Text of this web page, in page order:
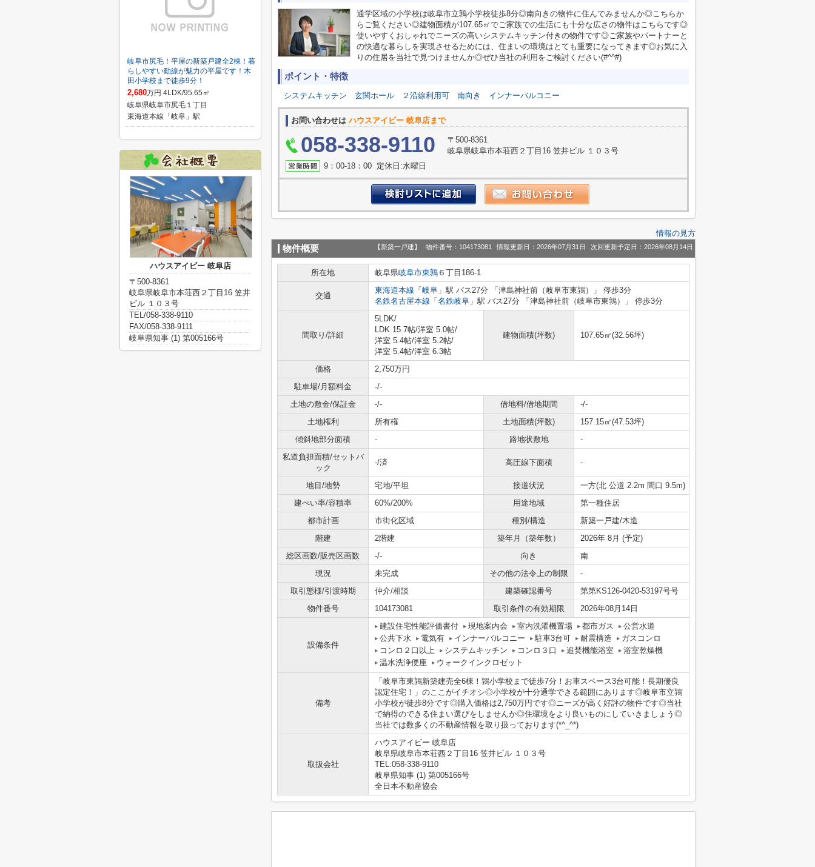
通学区域の小学校は岐阜市立鶉小学校徒歩8分◎南向きの物件に住んでみませんか◎こちらか
らご覧ください◎建物面積が107.65㎡でご家族での生活にも十分な広さの物件はこちらです◎
使いやすくおしゃれでニーズの高いシステムキッチン付きの物件です◎ご家族やパートナーと
の快適な暮らしを実現させるためには、住まいの環境はとても重要になってきます◎お気に入
りの住居を当社で見つけませんか◎ぜひ当社の利用をご検討ください(#^^#)
ポイント・特徴
システムキッチン 玄関ホール ２沿線利用可 南向き インナーバルコニー
お問い合わせは ハウスアイビー 岐阜店まで
058-338-9110
〒500-8361
岐阜県岐阜市本荘西２丁目16 笠井ビル １０３号
9：00‐18：00 定休日:水曜日
情報の見方
物件概要 【新築一戸建】 物件番号：104173081 情報更新日：2026年07月31日 次回更新予定日：2026年08月14日
所在地 岐阜県岐阜市東鶉 ６丁目186-1
交通
東海道本線 「 岐阜 」駅 バス27分 「津島神社前（岐阜市東鶉）」 停歩3分
名鉄名古屋本線 「 名鉄岐阜 」駅 バス27分 「津島神社前（岐阜市東鶉）」 停歩3分
間取り/詳細
5LDK/
LDK 15.7帖/洋室 5.0帖/
洋室 5.4帖/洋室 5.2帖/
洋室 5.4帖/洋室 6.3帖
建物面積(坪数) 107.65㎡(32.56坪)
価格
2,750万円
駐車場/月額料金
-/-
土地の敷金/保証金
-/- 借地料/借地期間
-/-
土地権利
所有権 土地面積(坪数)
157.15㎡(47.53坪)
傾斜地部分面積
- 路地状敷地
-
私道負担面積/セットバ
ック
-/済 高圧線下面積 -
地目/地勢 宅地/平坦 接道状況
一方(北 公道 2.2m 間口 9.5m)
建ぺい率/容積率
60%/200% 用途地域
第一種住居
都市計画
市街化区域 種別/構造
新築一戸建/木造
階建
2階建 築年月（築年数）
2026年 8月 (予定)
総区画数/販売区画数
-/- 向き
南
現況
未完成 その他の法令上の制限
-
取引態様/引渡時期
仲介/相談 建築確認番号
第第KS126-0420-53197号号
物件番号
104173081 取引条件の有効期限 2026年08月14日
設備条件
建設住宅性能評価書付 現地案内会 室内洗濯機置場 都市ガス
公営水道
公共下水
電気有 インナーバルコニー 駐車3台可 耐震構造
ガスコンロ
コンロ２口以上
システムキッチン コンロ３口 追焚機能浴室
浴室乾燥機
温水洗浄便座
ウォークインクロゼット
備考
「岐阜市東鶉新築建売全6棟！鶉小学校まで徒歩7分！お車スペース3台可能！長期優良
認定住宅！」のここがイチオシ◎小学校が十分通学できる範囲にあります◎岐阜市立鶉
小学校が徒歩8分です◎購入価格は2,750万円です◎ニーズが高く好評の物件です◎当社
で納得のできる住まい選びをしませんか◎住環境をより良いものにしていきましょう◎
当社では数多くの不動産情報を取り扱っております(*^_^*)
取扱会社
ハウスアイビー 岐阜店
岐阜県岐阜市本荘西２丁目16 笠井ビル １０３号
TEL:058-338-9110
岐阜県知事 (1) 第005166号
全日本不動産協会
岐阜市尻毛！平屋の新築戸建全2棟！暮
らしやすい動線が魅力の平屋です！木
田小学校まで徒歩9分！
2,680万円 4LDK/95.65㎡
岐阜県岐阜市尻毛１丁目
東海道本線「岐阜」駅
ハウスアイビー 岐阜店
〒500-8361
岐阜県岐阜市本荘西２丁目16 笠井
ビル １０３号
TEL/058-338-9110
FAX/058-338-9111
岐阜県知事 (1) 第005166号